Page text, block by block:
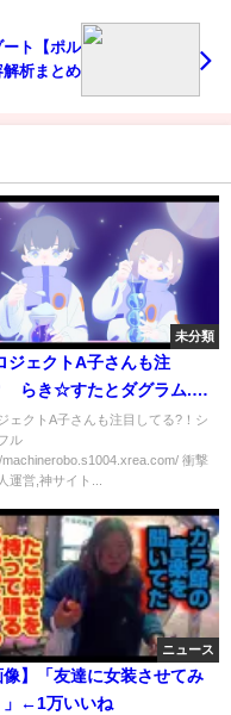
ート【ポル
析まとめ
未分類
ジェクトA子さんも注
らき☆すたとダグラム.一
く動画！/
ェクトA子さんも注目してる?！シ
ル
machinerobo.s1004.xrea.com/ 衝撃
運営,神サイト...
ニュース
像】「友達に女装させてみ
」←1万いいね